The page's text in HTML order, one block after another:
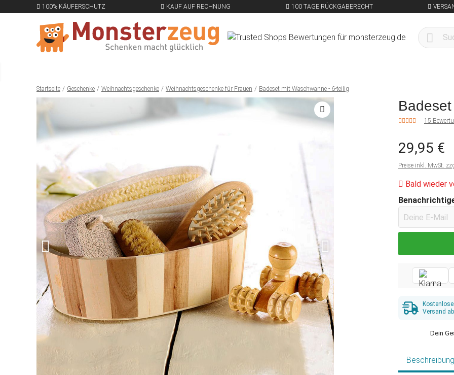
100% KÄUFERSCHUTZ KAUF AUF RECHNUNG 100 TAGE RÜCKGABERECHT
Startseite Geschenke Weihnachtsgeschenke Weihnachtsgeschenke für Frauen Badeset mit Waschwanne - 6-teilig
15
29,95 €
Preise inkl. MwSt.
Bald wieder
Versand
Dein
Beschreibung